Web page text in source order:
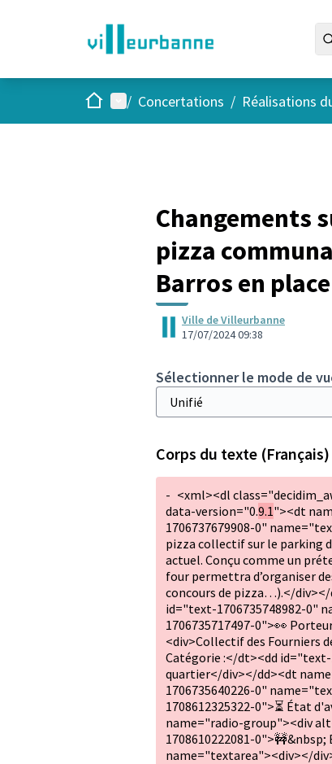
AccueilMenu principal
/ Concertations / Réalisations
Changements
pizza
Barros en
Ville de Villeurbanne
17/07/2024 09:38
Sélectionner le mode de
Corps du texte (Français)
- <xml><dl
data-version="0.9.1"><dt
1706737679908-0"
pizza collectif sur le parking
actuel. Conçu comme un
four permettra d’organiser
concours de pizza…).</
id="text-1706735748982-0"
1706735717497-0">👀
<div>Collectif des Fourniers
Catégorie :</dt><dd
quartier</div></dd><dt
1706735640226-0"
1708612325322-0">⏳ État
name="radio-group"><div
1708610222081-
name="textarea"><div></